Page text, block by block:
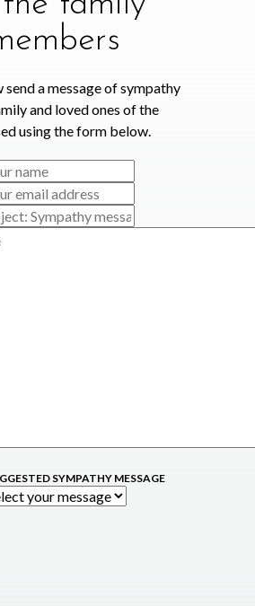
send a message of sympathy
and loved ones of the
using the form below.
SYMPATHY MESSAGE